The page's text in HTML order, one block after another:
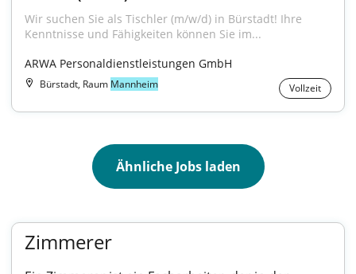
Wir suchen Sie als Tischler (m/w/d) in Bürstadt! Ihre
Kenntnisse und Fähigkeiten können Sie im...
ARWA Personaldienstleistungen GmbH
Bürstadt, Raum Mannheim Vollzeit
Ähnliche Jobs laden
Zimmerer